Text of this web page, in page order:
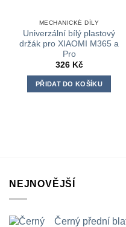
MECHANICKÉ DÍLY
Univerzální bílý plastový
držák pro XIAOMI M365 a
Pro
326 Kč
PŘIDAT DO KOŠÍKU
NEJNOVĚJŠÍ
Černý přední